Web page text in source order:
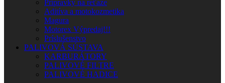
Prípravky na reťaze
Aditíva a motokozmetika
Magura
Motorex Výpredaj!!!
Príslušenstvo
PALIVOVÁ SÚSTAVA
KARBURÁTORY
PALIVOVÉ FILTRE
PALIVOVÉ HADICE